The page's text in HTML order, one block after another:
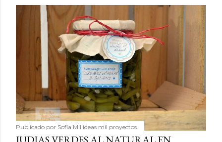
Publicado por Sofía Mil ideas mil proyectos